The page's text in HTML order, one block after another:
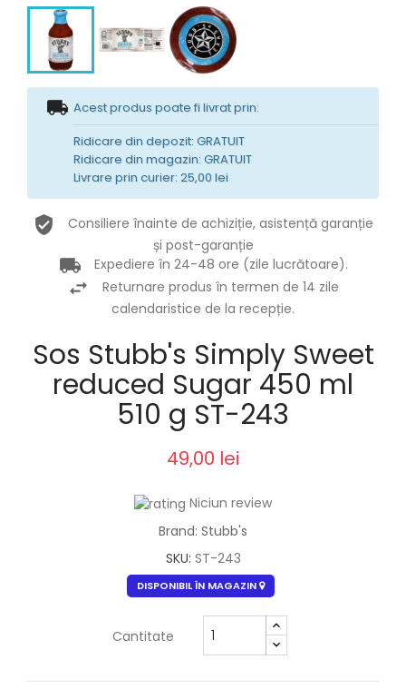
Acest produs poate fi livrat prin:
Ridicare din depozit: GRATUIT
Ridicare din magazin: GRATUIT
Livrare prin curier: 25,00 lei
Consiliere înainte de achiziție, asistență garanție
și post-garanție
Expediere în 24-48 ore (zile lucrătoare).
Returnare produs în termen de 14 zile
calendaristice de la recepție.
Sos Stubb's Simply Sweet
reduced Sugar 450 ml
510 g ST-243
49,00 lei
Niciun review
Brand: Stubb's
SKU: ST-243
DISPONIBIL ÎN MAGAZIN
Cantitate